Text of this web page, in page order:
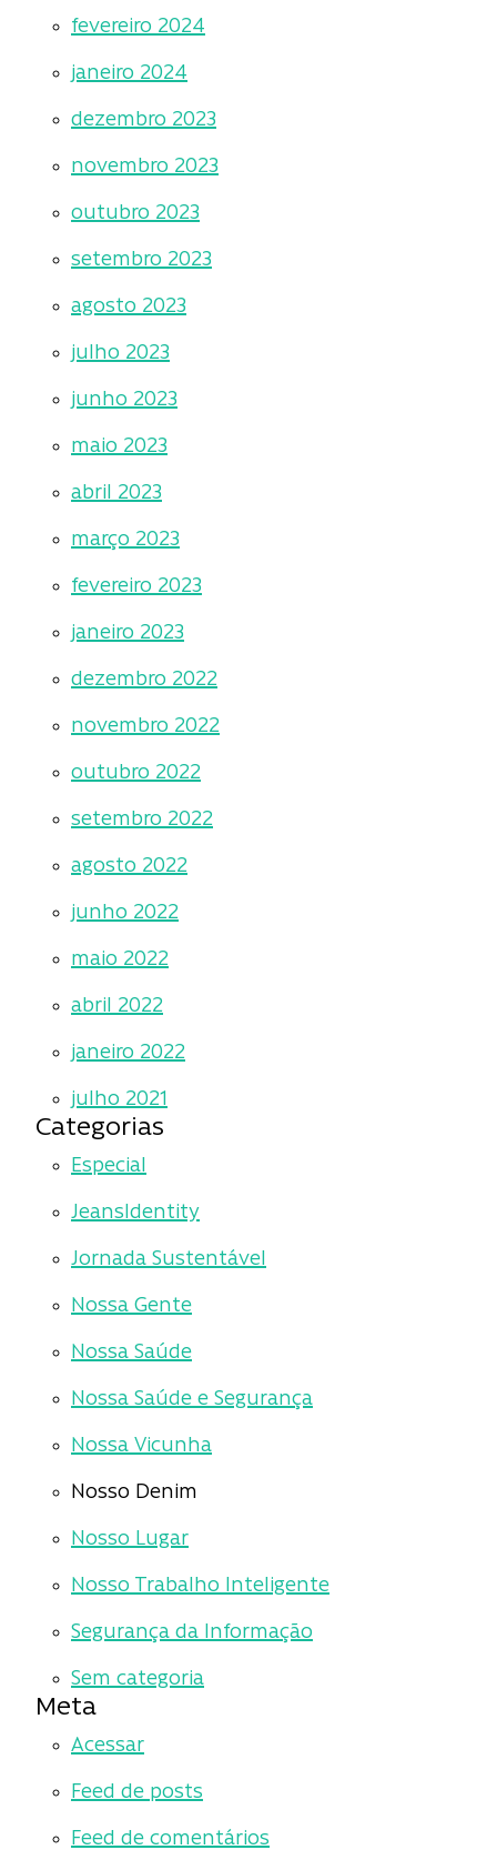
fevereiro 2024
janeiro 2024
dezembro 2023
novembro 2023
outubro 2023
setembro 2023
agosto 2023
julho 2023
junho 2023
maio 2023
abril 2023
março 2023
fevereiro 2023
janeiro 2023
dezembro 2022
novembro 2022
outubro 2022
setembro 2022
agosto 2022
junho 2022
maio 2022
abril 2022
janeiro 2022
julho 2021
Categorias
Especial
JeansIdentity
Jornada Sustentável
Nossa Gente
Nossa Saúde
Nossa Saúde e Segurança
Nossa Vicunha
Nosso Denim
Nosso Lugar
Nosso Trabalho Inteligente
Segurança da Informação
Sem categoria
Meta
Acessar
Feed de posts
Feed de comentários